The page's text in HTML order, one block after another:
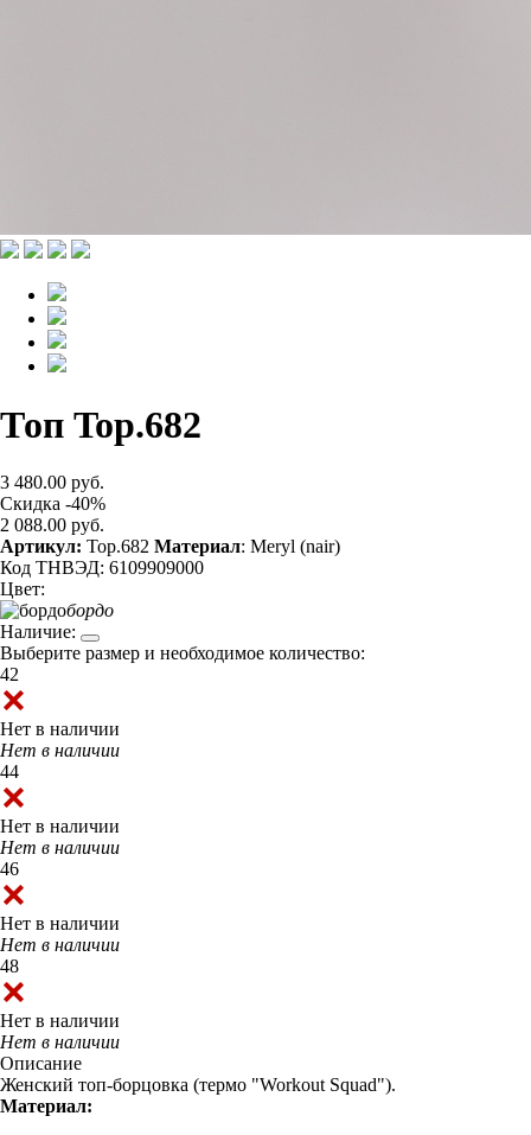
Топ Top.682
3 480.00 руб.
Скидка -40%
2 088.00 руб.
Артикул: Top.682 Материал: Meryl (nair)
Код ТНВЭД: 6109909000
Цвет:
бордо
Наличие:
Выберите размер и необходимое количество:
42
Нет в наличии
Нет в наличии
44
Нет в наличии
Нет в наличии
46
Нет в наличии
Нет в наличии
48
Нет в наличии
Нет в наличии
Описание
Женский топ-борцовка (термо "Workout Squad").
Материал: